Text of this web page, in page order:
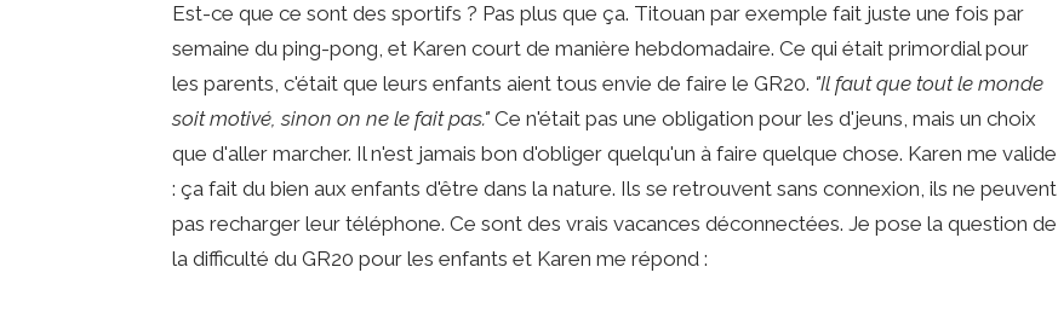
Est-ce que ce sont des sportifs ? Pas plus que ça. Titouan par exemple fait juste une fois par
semaine du ping-pong, et Karen court de manière hebdomadaire. Ce qui était primordial pour
les parents, c'était que leurs enfants aient tous envie de faire le GR20. "Il faut que tout le monde
soit motivé, sinon on ne le fait pas." Ce n'était pas une obligation pour les d'jeuns, mais un choix
que d'aller marcher. Il n'est jamais bon d'obliger quelqu'un à faire quelque chose. Karen me valide
: ça fait du bien aux enfants d'être dans la nature. Ils se retrouvent sans connexion, ils ne peuvent
pas recharger leur téléphone. Ce sont des vrais vacances déconnectées. Je pose la question de
la difficulté du GR20 pour les enfants et Karen me répond :